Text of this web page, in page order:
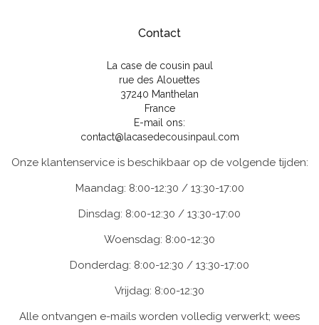
Contact
La case de cousin paul
rue des Alouettes
37240 Manthelan
France
E-mail ons:
contact@lacasedecousinpaul.com
Onze klantenservice is beschikbaar op de volgende tijden:
Maandag: 8:00-12:30 / 13:30-17:00
Dinsdag: 8:00-12:30 / 13:30-17:00
Woensdag: 8:00-12:30
Donderdag: 8:00-12:30 / 13:30-17:00
Vrijdag: 8:00-12:30
Alle ontvangen e-mails worden volledig verwerkt; wees